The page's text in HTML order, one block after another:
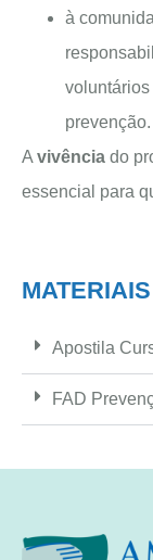
à
prevenção.
A vivência do
essencial para
Apostila
FAD